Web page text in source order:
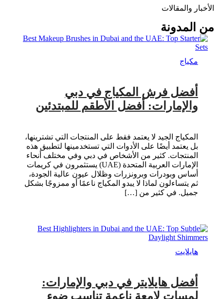
الأخبار والمقالات
من المدونة
مكياج
أفضل فرش المكياج في دبي
والإمارات: أفضل الأطقم للمبتدئين
المكياج الجيد لا يعتمد فقط على المنتجات التي تشترينها،
بل يعتمد أيضًا على الأدوات التي تستخدمينها لتطبيق هذه
المنتجات. كثير من الأشخاص في دبي وفي مختلف أنحاء
الإمارات العربية المتحدة (UAE) يستثمرون في كريمات
أساس وبودرات وبرونزرات وظلال عيون عالية الجودة،
ثم يتساءلون لماذا لا يبدو المكياج ناعمًا أو ممزوجًا بشكل
جميل. في كثير من […]
هايلايت
أفضل هايلايتر في دبي والإمارات:
لمسات لامعة ناعمة تناسب ضوء